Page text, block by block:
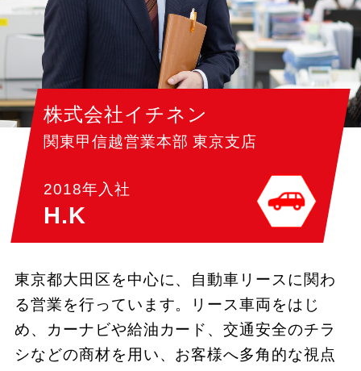
株式会社イチネン
関東甲信越営業本部 東京支店
2018年入社
H.K
東京都大田区を中心に、自動車リースに関わ
る営業を行っています。リース車両をはじ
め、カーナビや給油カード、交通安全のチラ
シなどの商材を用い、お客様へ多角的な視点